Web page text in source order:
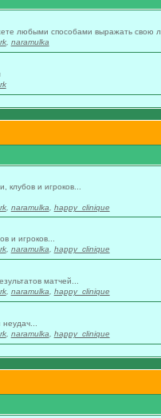
любыми способами выражать свою
, naramulka
клубов и игроков...
, naramulka happy_clinique
и игроков...
, naramulka happy_clinique
матчей...
, naramulka happy_clinique
, naramulka happy_clinique